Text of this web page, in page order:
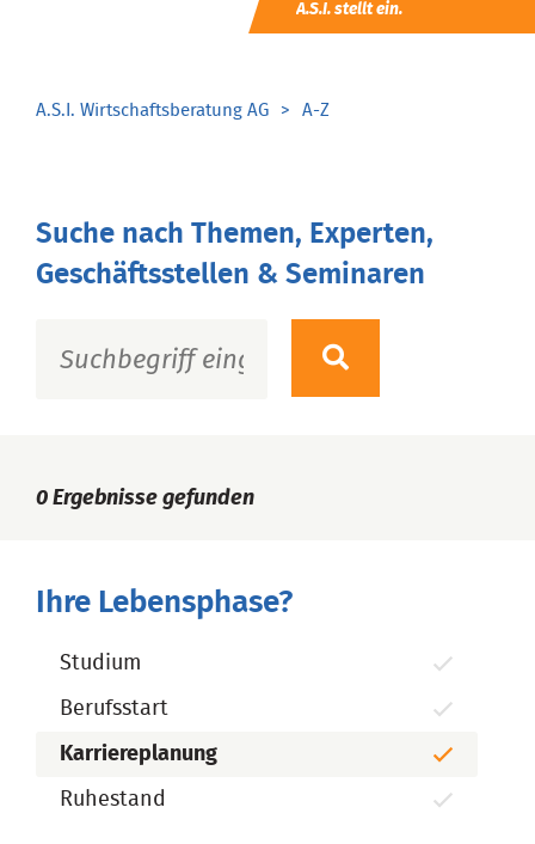
A.S.I. stellt ein.
A.S.I. Wirtschaftsberatung AG A-Z
Suche nach Themen, Experten,
Geschäftsstellen & Seminaren
0 Ergebnisse gefunden
Ihre Lebensphase?
Studium
Berufsstart
Karriereplanung
Ruhestand